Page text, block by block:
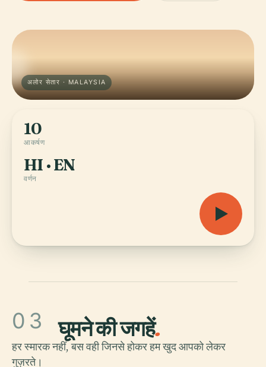
अलोर सेतार · MALAYSIA
10
आकर्षण
HI · EN
वर्णन
03 घूमने की जगहें.
हर स्मारक नहीं, बस वही जिनसे होकर हम खुद आपको लेकर
गुज़रते।